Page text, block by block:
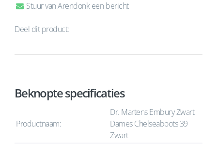
Stuur van Arendonk een bericht
Deel dit product:
Beknopte specificaties
Productnaam:
Dr. Martens Embury Zwart
Dames Chelseaboots 39
Zwart